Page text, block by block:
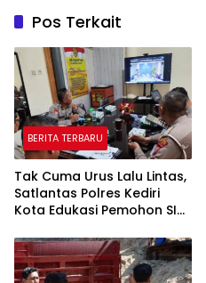
Pos Terkait
BERITA TERBARU
Tak Cuma Urus Lalu Lintas,
Satlantas Polres Kediri
Kota Edukasi Pemohon SIM
Pelatihan AI